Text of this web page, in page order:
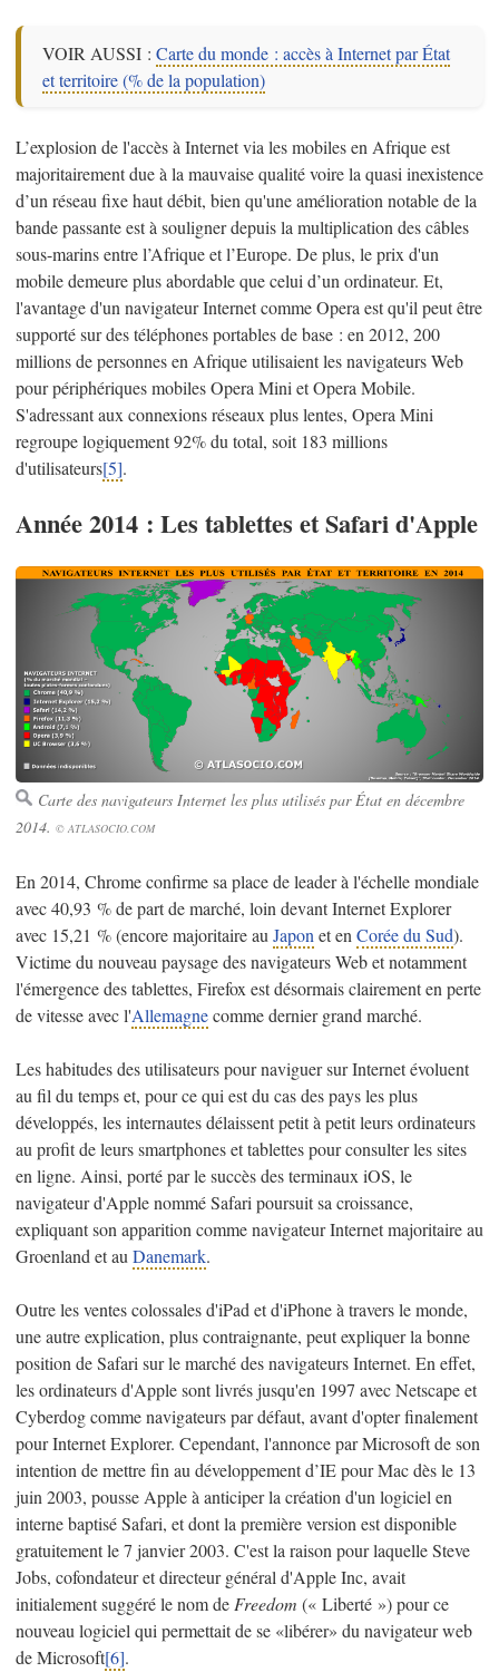
VOIR AUSSI :Carte du monde : accès à Internet par État
et territoire (% de la population)
L’explosion de l'accès à Internet via les mobiles en Afrique est
majoritairement due à la mauvaise qualité voire la quasi inexistence
d’un réseau fixe haut débit, bien qu'une amélioration notable de la
bande passante est à souligner depuis la multiplication des câbles
sous-marins entre l’Afrique et l’Europe. De plus, le prix d'un
mobile demeure plus abordable que celui d’un ordinateur. Et,
l'avantage d'un navigateur Internet comme Opera est qu'il peut être
supporté sur des téléphones portables de base : en 2012, 200
millions de personnes en Afrique utilisaient les navigateurs Web
pour périphériques mobiles Opera Mini et Opera Mobile.
S'adressant aux connexions réseaux plus lentes, Opera Mini
regroupe logiquement 92% du total, soit 183 millions
d'utilisateurs[5].
Année 2014 : Les tablettes et Safari d'Apple
Carte des navigateurs Internet les plus utilisés par État en décembre
2014. © ATLASOCIO.COM
En 2014, Chrome confirme sa place de leader à l'échelle mondiale
avec 40,93 % de part de marché, loin devant Internet Explorer
avec 15,21 % (encore majoritaire auJaponet enCorée du Sud).
Victime du nouveau paysage des navigateurs Web et notamment
l'émergence des tablettes, Firefox est désormais clairement en perte
de vitesse avec l'Allemagnecomme dernier grand marché.
Les habitudes des utilisateurs pour naviguer sur Internet évoluent
au fil du temps et, pour ce qui est du cas des pays les plus
développés, les internautes délaissent petit à petit leurs ordinateurs
au profit de leurs smartphones et tablettes pour consulter les sites
en ligne. Ainsi, porté par le succès des terminaux iOS, le
navigateur d'Apple nommé Safari poursuit sa croissance,
expliquant son apparition comme navigateur Internet majoritaire au
Groenland et auDanemark.
Outre les ventes colossales d'iPad et d'iPhone à travers le monde,
une autre explication, plus contraignante, peut expliquer la bonne
position de Safari sur le marché des navigateurs Internet. En effet,
les ordinateurs d'Apple sont livrés jusqu'en 1997 avec Netscape et
Cyberdog comme navigateurs par défaut, avant d'opter finalement
pour Internet Explorer. Cependant, l'annonce par Microsoft de son
intention de mettre fin au développement d’IE pour Mac dès le 13
juin 2003, pousse Apple à anticiper la création d'un logiciel en
interne baptisé Safari, et dont la première version est disponible
gratuitement le 7 janvier 2003. C'est la raison pour laquelle Steve
Jobs, cofondateur et directeur général d'Apple Inc, avait
initialement suggéré le nom deFreedom (« Liberté ») pour ce
nouveau logiciel qui permettait de se «libérer» du navigateur web
de Microsoft[6].